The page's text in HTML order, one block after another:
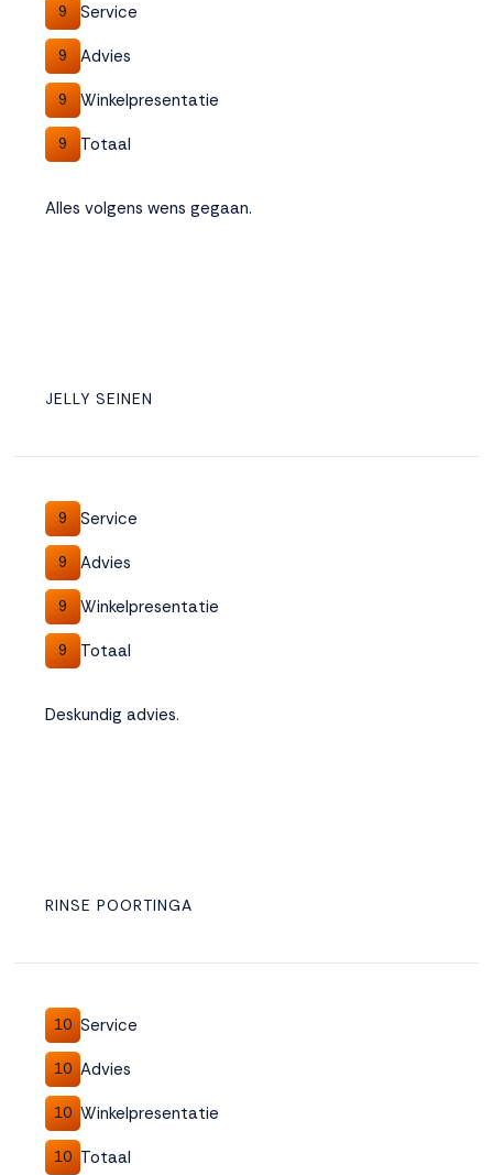
9 Service
9 Advies
9 Winkelpresentatie
9 Totaal
Alles volgens wens gegaan.
JELLY SEINEN
9 Service
9 Advies
9 Winkelpresentatie
9 Totaal
Deskundig advies.
RINSE POORTINGA
10 Service
10 Advies
10 Winkelpresentatie
10 Totaal